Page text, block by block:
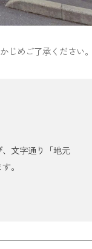
めご了承ください。
文字通り「地元
。